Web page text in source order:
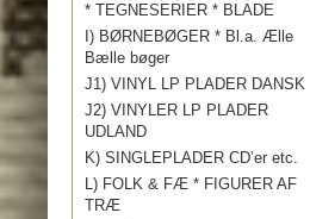
* TEGNESERIER * BLADE
I) BØRNEBØGER * Bl.a. Ælle
Bælle bøger
J1) VINYL LP PLADER DANSK
J2) VINYLER LP PLADER
UDLAND
K) SINGLEPLADER CD’er etc.
L) FOLK & FÆ * FIGURER AF
TRÆ